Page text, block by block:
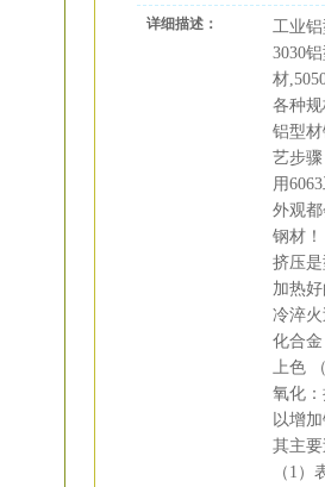
详细描述：
工业铝
3030
材
各种规
铝型
艺步
用
外观
钢材！
挤压
加热
冷淬
化合金
上色
氧化
以增
其主要
（1